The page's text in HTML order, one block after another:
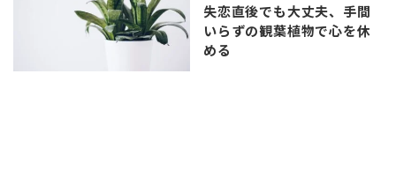
失恋直後でも大丈夫、手間
いらずの観葉植物で心を休
める